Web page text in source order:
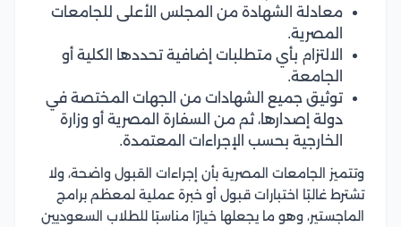
معادلة الشهادة من المجلس الأعلى للجامعات
المصرية.
الالتزام بأي متطلبات إضافية تحددها الكلية أو
الجامعة.
توثيق جميع الشهادات من الجهات المختصة في
دولة إصدارها، ثم من السفارة المصرية أو وزارة
الخارجية بحسب الإجراءات المعتمدة.
وتتميز الجامعات المصرية بأن إجراءات القبول واضحة، ولا
تشترط غالبًا اختبارات قبول أو خبرة عملية لمعظم برامج
الماجستير، وهو ما يجعلها خيارًا مناسبًا للطلاب السعوديين